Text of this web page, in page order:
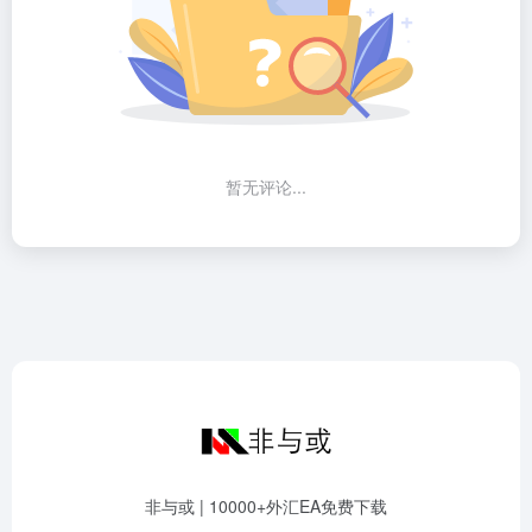
暂无评论...
非与或 | 10000+外汇EA免费下载